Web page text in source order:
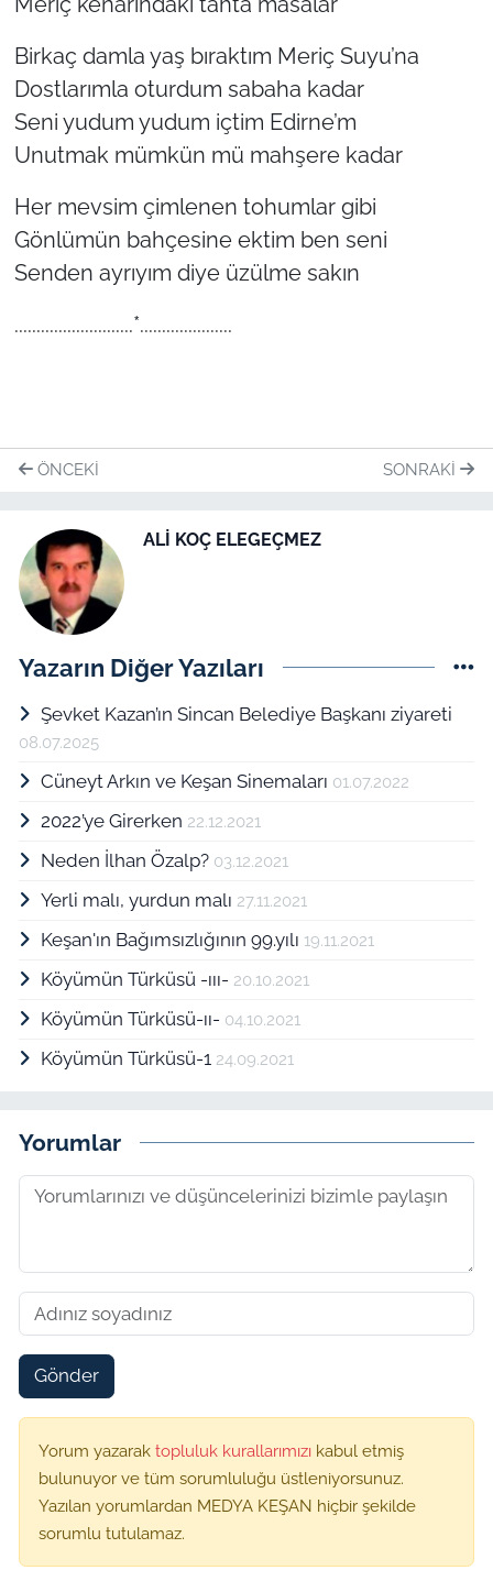
Birkaç damla yaş bıraktım Meriç Suyu’na
Dostlarımla oturdum sabaha kadar
Seni yudum yudum içtim Edirne’m
Unutmak mümkün mü mahşere kadar
Her mevsim çimlenen tohumlar gibi
Gönlümün bahçesine ektim ben seni
Senden ayrıyım diye üzülme sakın
...........................*.....................
ÖNCEKI SONRAKI
ALİ KOÇ ELEGEÇMEZ
Yazarın Diğer Yazıları
Şevket Kazan’ın Sincan Belediye Başkanı ziyareti
08.07.2025
Cüneyt Arkın ve Keşan Sinemaları 01.07.2022
2022’ye Girerken 22.12.2021
Neden İlhan Özalp? 03.12.2021
Yerli malı, yurdun malı 27.11.2021
Keşan'ın Bağımsızlığının 99.yılı 19.11.2021
Köyümün Türküsü -ııı- 20.10.2021
Köyümün Türküsü-ıı- 04.10.2021
Köyümün Türküsü-1 24.09.2021
Yorumlar
Gönder
Yorum yazarak topluluk kurallarımızı kabul etmiş
bulunuyor ve tüm sorumluluğu üstleniyorsunuz.
Yazılan yorumlardan MEDYA KEŞAN hiçbir şekilde
sorumlu tutulamaz.